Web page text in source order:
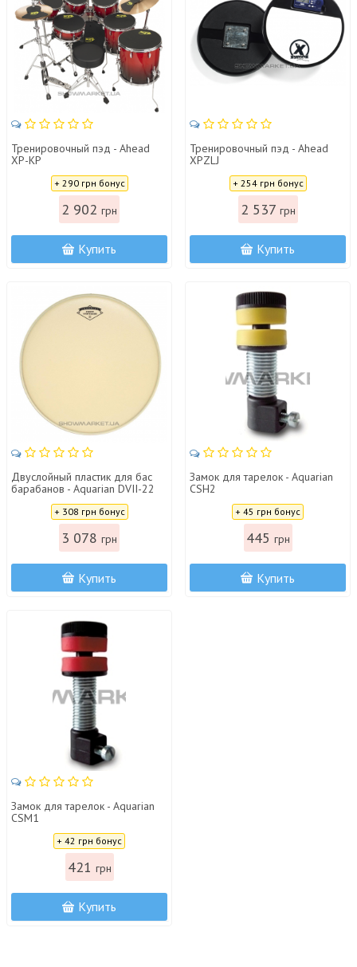
Тренировочный пэд - Ahead
XP-KP
+ 290 грн бонус
2 902 грн
Купить
Тренировочный пэд - Ahead
XPZLJ
+ 254 грн бонус
2 537 грн
Купить
Двуслойный пластик для бас
барабанов - Aquarian DVII-22
+ 308 грн бонус
3 078 грн
Купить
Замок для тарелок - Aquarian
CSH2
+ 45 грн бонус
445 грн
Купить
Замок для тарелок - Aquarian
CSM1
+ 42 грн бонус
421 грн
Купить